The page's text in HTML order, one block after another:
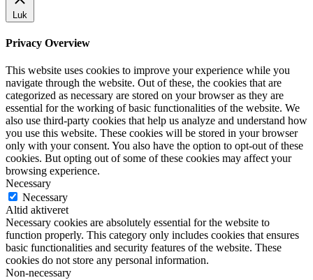
Luk
Privacy Overview
This website uses cookies to improve your experience while you
navigate through the website. Out of these, the cookies that are
categorized as necessary are stored on your browser as they are
essential for the working of basic functionalities of the website. We
also use third-party cookies that help us analyze and understand how
you use this website. These cookies will be stored in your browser
only with your consent. You also have the option to opt-out of these
cookies. But opting out of some of these cookies may affect your
browsing experience.
Necessary
Necessary
Altid aktiveret
Necessary cookies are absolutely essential for the website to
function properly. This category only includes cookies that ensures
basic functionalities and security features of the website. These
cookies do not store any personal information.
Non-necessary